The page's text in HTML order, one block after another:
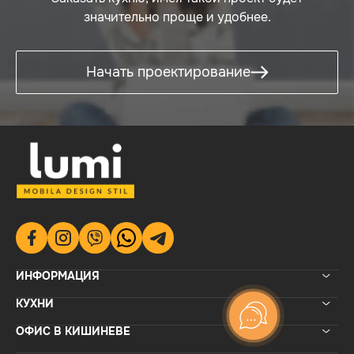
Срок доставки 30-45 дней.
Вы можете посетить нас в Instagram и
Facebook, чтобы быть в курсе последних
проектов Lumi.
*Самая доступная цена в описании — это
минимальная сумма, за которую вы можете
купить эту кухню при сохранении ее внешнего
вида. Меняется только тип материала,
значительно проще и удобнее.
Начать проектирование
ИНФОРМАЦИЯ
КУХНИ
ОФИС В КИШИНЕВЕ